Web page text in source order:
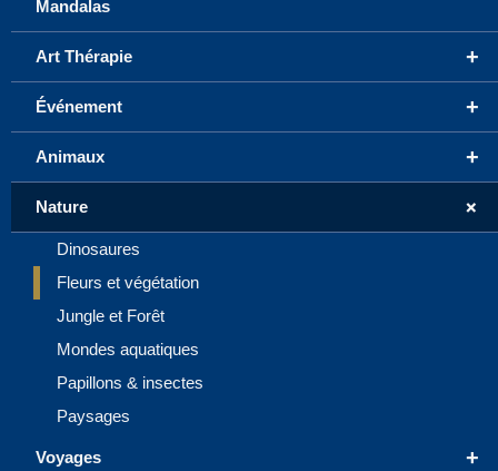
Mandalas
+
Art Thérapie
+
Événement
+
Animaux
+
Nature
Dinosaures
Fleurs et végétation
Jungle et Forêt
Mondes aquatiques
Papillons & insectes
Paysages
+
Voyages